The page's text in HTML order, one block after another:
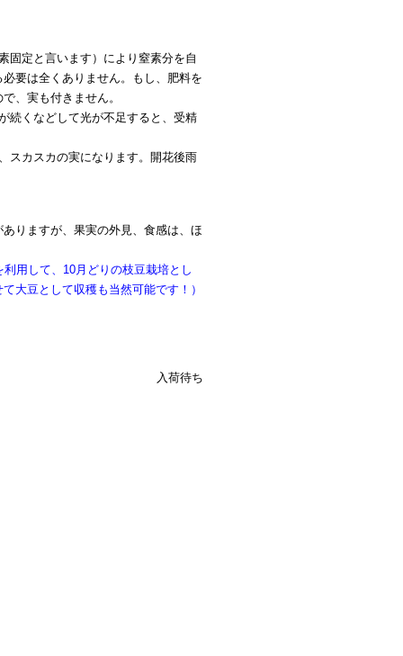
固定と言います）により窒素分を自
要は全くありません。もし、肥料を
、実も付きません。
続くなどして光が不足すると、受精
スカスカの実になります。開花後雨
りますが、果実の外見、食感は、ほ
用して、10月どりの枝豆栽培とし
大豆として収穫も当然可能です！）
入荷待ち